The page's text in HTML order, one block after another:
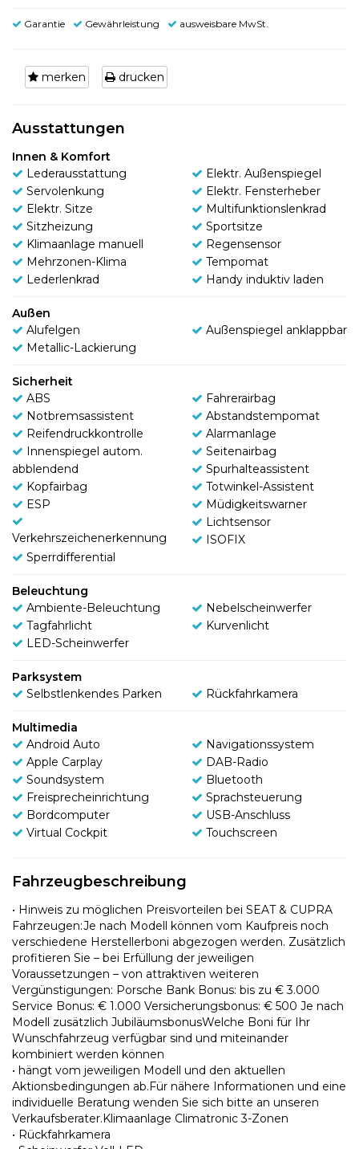
Garantie Gewährleistung ausweisbare MwSt.
merken drucken
Ausstattungen
Innen & Komfort
Lederausstattung
Elektr. Außenspiegel
Servolenkung
Elektr. Fensterheber
Elektr. Sitze
Multifunktionslenkrad
Sitzheizung
Sportsitze
Klimaanlage manuell
Regensensor
Mehrzonen-Klima
Tempomat
Lederlenkrad
Handy induktiv laden
Außen
Alufelgen
Außenspiegel anklappbar
Metallic-Lackierung
Sicherheit
ABS
Fahrerairbag
Notbremsassistent
Abstandstempomat
Reifendruckkontrolle
Alarmanlage
Innenspiegel autom.
abblendend
Seitenairbag
Spurhalteassistent
Kopfairbag
Totwinkel-Assistent
ESP
Müdigkeitswarner
Verkehrszeichenerkennung
Lichtsensor
ISOFIX
Sperrdifferential
Beleuchtung
Ambiente-Beleuchtung
Nebelscheinwerfer
Tagfahrlicht
Kurvenlicht
LED-Scheinwerfer
Parksystem
Selbstlenkendes Parken
Rückfahrkamera
Multimedia
Android Auto
Navigationssystem
Apple Carplay
DAB-Radio
Soundsystem
Bluetooth
Freisprecheinrichtung
Sprachsteuerung
Bordcomputer
USB-Anschluss
Virtual Cockpit
Touchscreen
Fahrzeugbeschreibung
• Hinweis zu möglichen Preisvorteilen bei SEAT & CUPRA
Fahrzeugen:Je nach Modell können vom Kaufpreis noch
verschiedene Herstellerboni abgezogen werden. Zusätzlich
profitieren Sie – bei Erfüllung der jeweiligen
Voraussetzungen – von attraktiven weiteren
Vergünstigungen: Porsche Bank Bonus: bis zu € 3.000
Service Bonus: € 1.000 Versicherungsbonus: € 500 Je nach
Modell zusätzlich JubiläumsbonusWelche Boni für Ihr
Wunschfahrzeug verfügbar sind und miteinander
kombiniert werden können
• hängt vom jeweiligen Modell und den aktuellen
Aktionsbedingungen ab.Für nähere Informationen und eine
individuelle Beratung wenden Sie sich bitte an unseren
Verkaufsberater.Klimaanlage Climatronic 3-Zonen
• Rückfahrkamera